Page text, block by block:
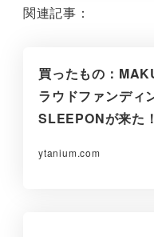
関連記事：
買ったもの：
ラウドファンディ
SLEEPONが来た！
ytanium.com